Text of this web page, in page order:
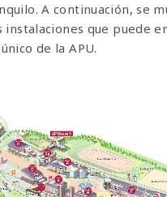
A continuación, se
instalaciones que puede
de la APU.